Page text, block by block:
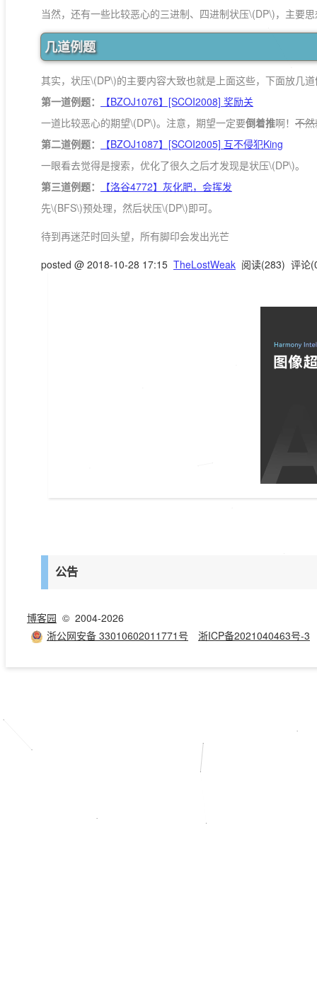
当然，还有一些比较恶心的三进制、四进制状压\(DP\)，主要
几道例题
其实，状压\(DP\)的主要内容大致也就是上面这些，下面放几
第一道例题：
【BZOJ1076】[SCOI2008] 奖励关
一道比较恶心的期望\(DP\)。注意，期望一定要倒着推啊！ 不
第二道例题：
【BZOJ1087】[SCOI2005] 互不侵犯King
一眼看去觉得是搜索，优化了很久之后才发现是状压\(DP\)。
第三道例题：
【洛谷4772】灰化肥，会挥发
先\(BFS\)预处理，然后状压\(DP\)即可。
待到再迷茫时回头望，所有脚印会发出光芒
posted @ 2018-10-28 17:15 TheLostWeak 阅读(283) 评论(
公告
博客园 © 2004-2026
浙公网安备 33010602011771号
浙ICP备2021040463号-3